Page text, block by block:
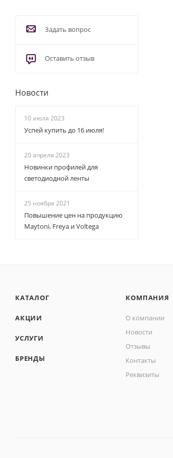
Задать вопрос
Оставить отзыв
Новости
10 июля 2023
Успей купить до 16 июля!
20 апреля 2023
Новинки профилей для
светодиодной ленты
25 ноября 2021
Повышение цен на продукцию
Maytoni, Freya и Voltega
КАТАЛОГ
АКЦИИ
УСЛУГИ
БРЕНДЫ
КОМПАНИЯ
О компании
Новости
Отзывы
Контакты
Реквизиты